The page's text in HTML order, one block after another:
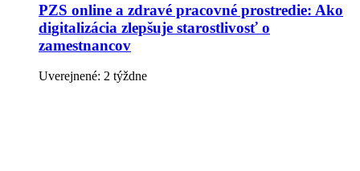
PZS online a zdravé pracovné prostredie: Ako
digitalizácia zlepšuje starostlivosť o
zamestnancov
Uverejnené: 2 týždne